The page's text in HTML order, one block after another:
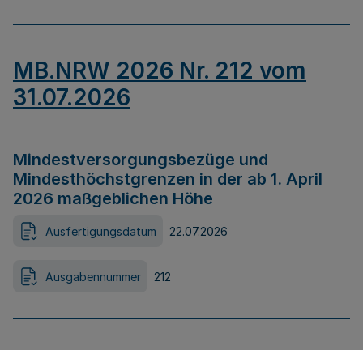
MB.NRW 2026 Nr. 212 vom
31.07.2026
Mindestversorgungsbezüge und
Mindesthöchstgrenzen in der ab 1. April
2026 maßgeblichen Höhe
Ausfertigungsdatum 22.07.2026
Ausgabennummer 212